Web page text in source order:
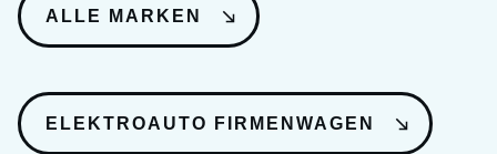
ALLE MARKEN
ELEKTROAUTO FIRMENWAGEN